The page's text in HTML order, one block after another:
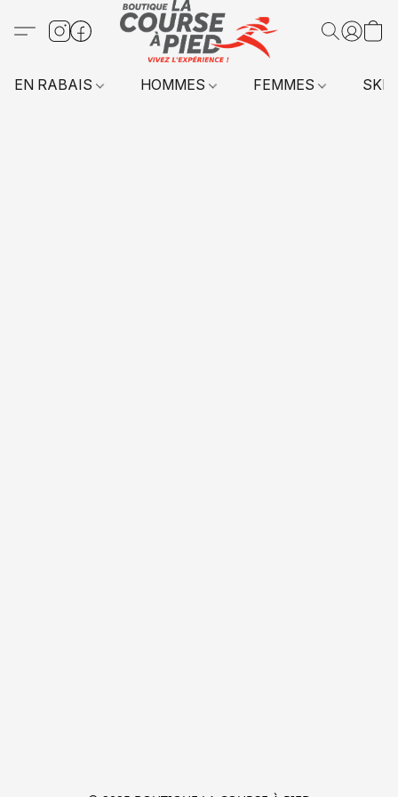
EN RABAIS HOMMES FEMMES SKI